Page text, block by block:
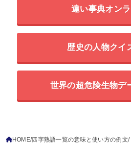
違い事典オン
歴史の人物クイ
世界の超危険生物デ
HOME 四字熟語一覧の意味と使い方の例文